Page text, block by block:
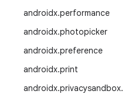
androidx.performance
androidx.photopicker
androidx.preference
androidx.print
androidx.privacysandbox.